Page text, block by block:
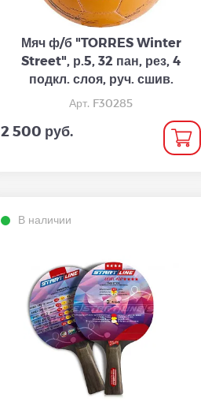
Мяч ф/б "TORRES Winter
Street", р.5, 32 пан, рез, 4
подкл. слоя, руч. сшив.
Арт. F30285
2 500 руб.
В наличии